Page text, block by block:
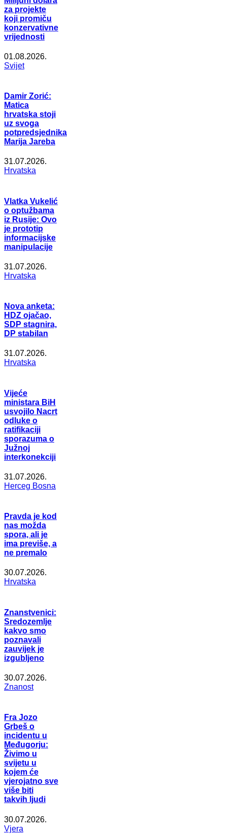
za projekte
koji promiču
konzervativne
vrijednosti
01.08.2026.
Svijet
Damir Zorić:
Matica
hrvatska stoji
uz svoga
potpredsjednika
Marija Jareba
31.07.2026.
Hrvatska
Vlatka Vukelić
o optužbama
iz Rusije: Ovo
je prototip
informacijske
manipulacije
31.07.2026.
Hrvatska
Nova anketa:
HDZ ojačao,
SDP stagnira,
DP stabilan
31.07.2026.
Hrvatska
Vijeće
ministara BiH
usvojilo Nacrt
odluke o
ratifikaciji
sporazuma o
Južnoj
interkonekciji
31.07.2026.
Herceg Bosna
Pravda je kod
nas možda
spora, ali je
ima previše, a
ne premalo
30.07.2026.
Hrvatska
Znanstvenici:
Sredozemlje
kakvo smo
poznavali
zauvijek je
izgubljeno
30.07.2026.
Znanost
Fra Jozo
Grbeš o
incidentu u
Međugorju:
Živimo u
svijetu u
kojem će
vjerojatno sve
više biti
takvih ljudi
30.07.2026.
Vjera